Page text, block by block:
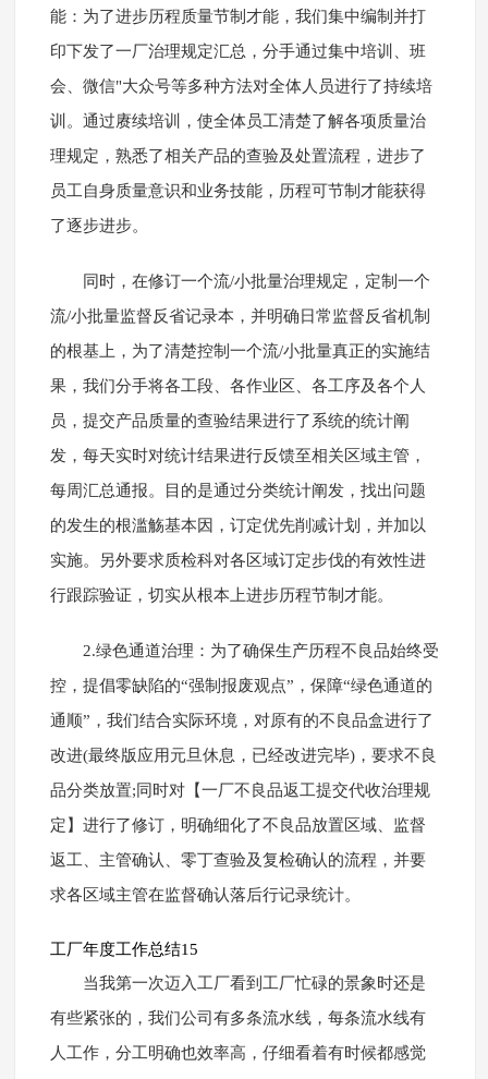
能：为了进步历程质量节制才能，我们集中编制并打
印下发了一厂治理规定汇总，分手通过集中培训、班
会、微信"大众号等多种方法对全体人员进行了持续培
训。通过赓续培训，使全体员工清楚了解各项质量治
理规定，熟悉了相关产品的查验及处置流程，进步了
员工自身质量意识和业务技能，历程可节制才能获得
了逐步进步。
同时，在修订一个流/小批量治理规定，定制一个
流/小批量监督反省记录本，并明确日常监督反省机制
的根基上，为了清楚控制一个流/小批量真正的实施结
果，我们分手将各工段、各作业区、各工序及各个人
员，提交产品质量的查验结果进行了系统的统计阐
发，每天实时对统计结果进行反馈至相关区域主管，
每周汇总通报。目的是通过分类统计阐发，找出问题
的发生的根滥觞基本因，订定优先削减计划，并加以
实施。另外要求质检科对各区域订定步伐的有效性进
行跟踪验证，切实从根本上进步历程节制才能。
2.绿色通道治理：为了确保生产历程不良品始终受
控，提倡零缺陷的“强制报废观点”，保障“绿色通道的
通顺”，我们结合实际环境，对原有的不良品盒进行了
改进(最终版应用元旦休息，已经改进完毕)，要求不良
品分类放置;同时对【一厂不良品返工提交代收治理规
定】进行了修订，明确细化了不良品放置区域、监督
返工、主管确认、零丁查验及复检确认的流程，并要
求各区域主管在监督确认落后行记录统计。
工厂年度工作总结15
当我第一次迈入工厂看到工厂忙碌的景象时还是
有些紧张的，我们公司有多条流水线，每条流水线有
人工作，分工明确也效率高，仔细看着有时候都感觉